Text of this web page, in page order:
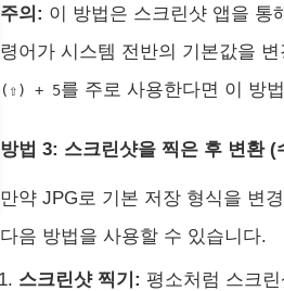
주의: 이 방법은 스크린샷 앱을 통
령어가 시스템 전반의 기본값을
(⇧) + 5를 주로 사용한다면 이 방
방법 3: 스크린샷을 찍은 후 변환 (
만약 JPG로 기본 저장 형식을 변
다음 방법을 사용할 수 있습니다.
스크린샷 찍기: 평소처럼 스크